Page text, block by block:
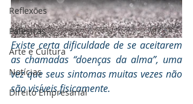
Reflexões
Palestras
Arte e Cultura
Notícias
Direito Empresarial
Existe certa dificuldade de se aceitarem
as chamadas “doenças da alma”, uma
vez que seus sintomas muitas vezes não
são visíveis fisicamente.